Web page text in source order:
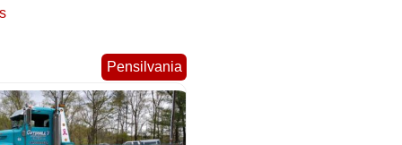
Pensilvania